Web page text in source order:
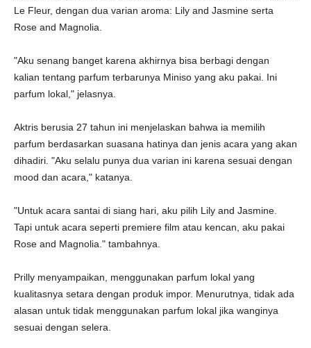
Le Fleur, dengan dua varian aroma: Lily and Jasmine serta
Rose and Magnolia.
"Aku senang banget karena akhirnya bisa berbagi dengan
kalian tentang parfum terbarunya Miniso yang aku pakai. Ini
parfum lokal," jelasnya.
Aktris berusia 27 tahun ini menjelaskan bahwa ia memilih
parfum berdasarkan suasana hatinya dan jenis acara yang akan
dihadiri. "Aku selalu punya dua varian ini karena sesuai dengan
mood dan acara," katanya.
"Untuk acara santai di siang hari, aku pilih Lily and Jasmine.
Tapi untuk acara seperti premiere film atau kencan, aku pakai
Rose and Magnolia." tambahnya.
Prilly menyampaikan, menggunakan parfum lokal yang
kualitasnya setara dengan produk impor. Menurutnya, tidak ada
alasan untuk tidak menggunakan parfum lokal jika wanginya
sesuai dengan selera.